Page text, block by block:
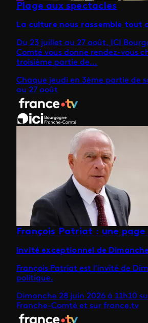
Plage aux spectacles
La culture nous rassemble tout
Du 23 juillet au 27 août, ICI
Comté vous donne rendez-vous
troisième partie de...
Chaque jeudi en 3ème partie de
au 27 août
François Patriat : une page
Invité exceptionnel de
François Patriat est l'invité de
politique.
Dimanche 28 juin 2026 à 11h10
Franche-Comté et sur france.tv